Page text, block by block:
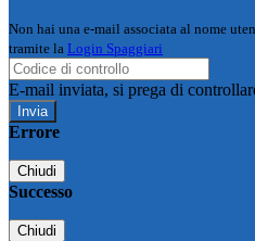
Non hai una e-mail associata al nome
tramite la Login Spaggiari
E-mail inviata, si prega di
Errore
Chiudi
Successo
Chiudi